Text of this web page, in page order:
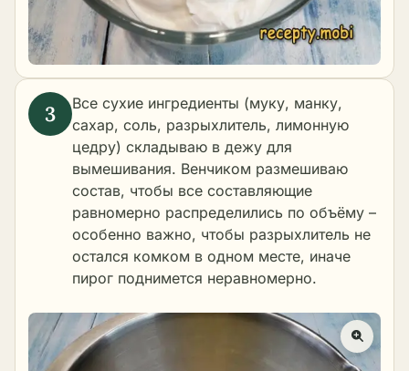
Все сухие ингредиенты (муку, манку,
сахар, соль, разрыхлитель, лимонную
цедру) складываю в дежу для
вымешивания. Венчиком размешиваю
состав, чтобы все составляющие
равномерно распределились по объёму –
особенно важно, чтобы разрыхлитель не
остался комком в одном месте, иначе
пирог поднимется неравномерно.